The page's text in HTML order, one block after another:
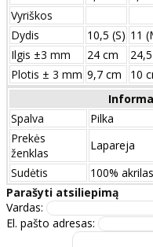
Vyriškos
Dydis
10,5 (S) 11
Ilgis ±3 mm
24 сm
Plotis ± 3 mm 9,7 сm 10
Spalva
Pilka
Prekės
ženklas
Lapareja
Sudėtis
100% akrilas
Parašyti atsiliepimą
Vardas:
El. pašto adresas: